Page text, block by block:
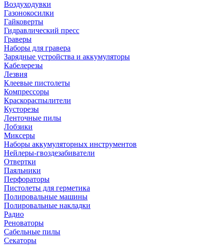
Воздуходувки
Газонокосилки
Гайковерты
Гидравлический пресс
Граверы
Наборы для гравера
Зарядные устройства и аккумуляторы
Кабелерезы
Лезвия
Клеевые пистолеты
Компрессоры
Краскораспылители
Кусторезы
Ленточные пилы
Лобзики
Миксеры
Наборы аккумуляторных инструментов
Нейлеры-гвоздезабиватели
Отвертки
Паяльники
Перфораторы
Пистолеты для герметика
Полировальные машины
Полировальные накладки
Радио
Реноваторы
Сабельные пилы
Секаторы